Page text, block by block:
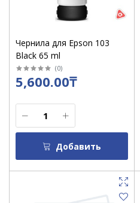
Чернила для Epson 103
Black 65 ml
(0)
5,600.00₸
Добавить